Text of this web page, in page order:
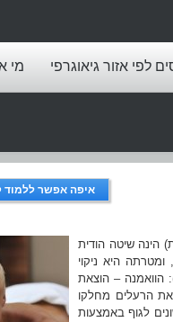
לפי אזור גיאוגרפי מי
איפה אפשר ללמוד
שיטה הודית
ומטרתה היא ניקוי
הוואמנה – הוצאת
הרעלים מחלקו
לגוף באמצעות